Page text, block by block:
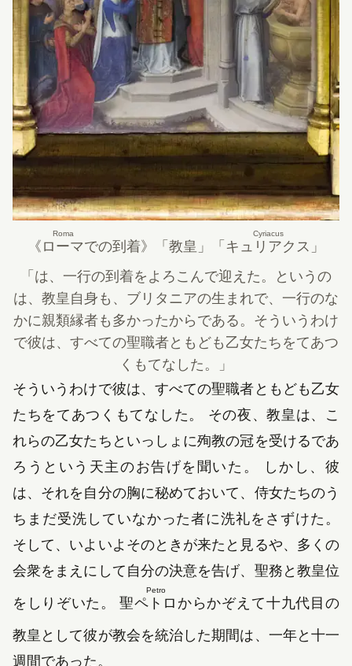
《ローマ
Roma
での到着》 「教皇」 「キュリアクス
Cyriacus
」
「は、一行の到着をよろこんで迎えた。というの
は、教皇自身も、ブリタニアの生まれで、一行のな
かに親類縁者も多かったからである。そういうわけ
で彼は、すべての聖職者ともども乙女たちをてあつ
くもてなした。」
そういうわけで彼は、すべての聖職者ともども乙女
たちをてあつくもてなした。 その夜、教皇は、こ
れらの乙女たちといっしょに殉教の冠を受けるであ
ろうという天主のお告げを聞いた。 しかし、彼
は、それを自分の胸に秘めておいて、侍女たちのう
ちまだ受洗していなかった者に洗礼をさずけた。
そして、いよいよそのときが来たと見るや、多くの
会衆をまえにして自分の決意を告げ、聖務と教皇位
をしりぞいた。 聖ペトロ
Petro
からかぞえて十九代目の
教皇として彼が教会を統治した期間は、一年と十一
週間であった。